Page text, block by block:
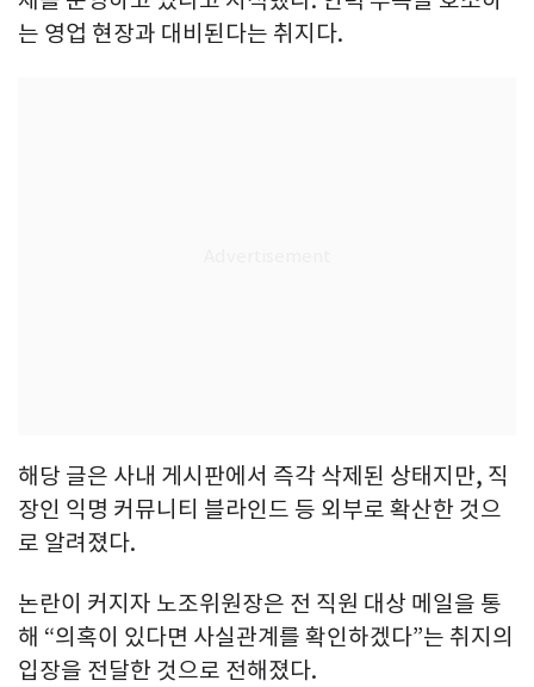
는 영업 현장과 대비된다는 취지다.
해당 글은 사내 게시판에서 즉각 삭제된 상태지만, 직
장인 익명 커뮤니티 블라인드 등 외부로 확산한 것으
로 알려졌다.
논란이 커지자 노조위원장은 전 직원 대상 메일을 통
해 “의혹이 있다면 사실관계를 확인하겠다”는 취지의
입장을 전달한 것으로 전해졌다.